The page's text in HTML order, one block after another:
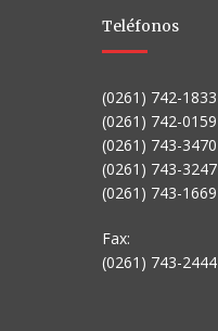
Teléfonos
(0261) 742-1833
(0261) 742-0159
(0261) 743-3470
(0261) 743-3247
(0261) 743-1669
Fax:
(0261) 743-2444